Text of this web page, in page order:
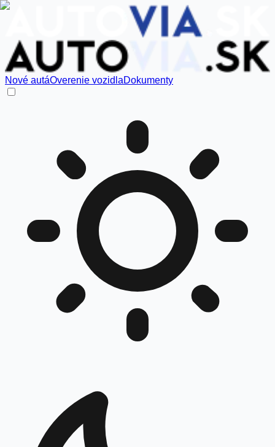
Nové autáOverenie vozidlaDokumenty